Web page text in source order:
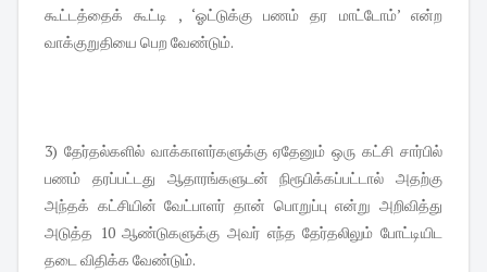
கூட்டத்தைக் கூட்டி , ‘ஓட்டுக்கு பணம் தர மாட்டோம்’ என்ற
வாக்குறுதியை பெற வேண்டும்.
3) தேர்தல்களில் வாக்காளர்களுக்கு ஏதேனும் ஒரு கட்சி சார்பில்
பணம் தரப்பட்டது ஆதாரங்களுடன் நிரூபிக்கப்பட்டால் அதற்கு
அந்தக் கட்சியின் வேட்பாளர் தான் பொறுப்பு என்று அறிவித்து
அடுத்த 10 ஆண்டுகளுக்கு அவர் எந்த தேர்தலிலும் போட்டியிட
தடை விதிக்க வேண்டும்.